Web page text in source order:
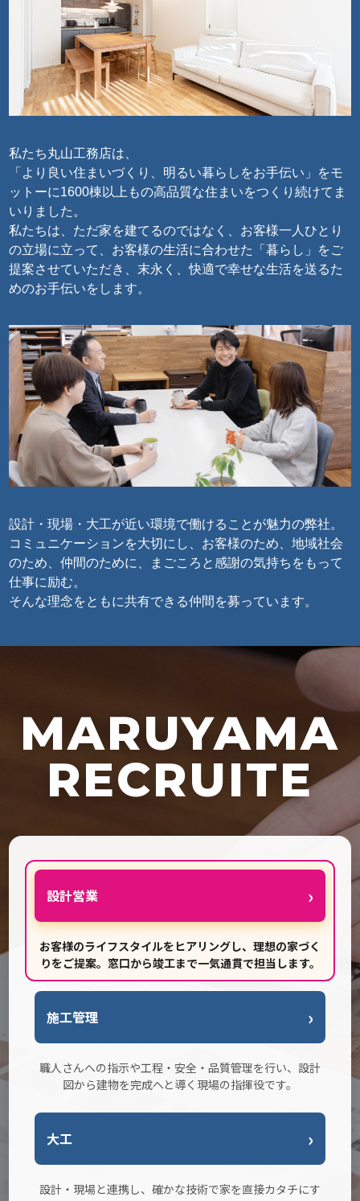
私たち丸山工務店は、
「より良い住まいづくり、明るい暮らしをお手伝い」をモ
ットーに1600棟以上もの高品質な住まいをつくり続けてま
いりました。
私たちは、ただ家を建てるのではなく、お客様一人ひとり
の立場に立って、 お客様の生活に合わせた「暮らし」をご
提案させていただき、 末永く、快適で幸せな生活を送るた
めのお手伝いをします。
設計・現場・大工が近い環境で働けることが魅力の弊社。
コミュニケーションを大切にし、 お客様のため、地域社会
のため、仲間のために、
まごころと感謝の気持ちをもって
仕事に励む。
そんな理念をともに共有できる仲間を募っています。
MARUYAMA
RECRUITE
設計営業
お客様のライフスタイルをヒアリングし、理想の家づく
りをご提案。窓口から竣工まで一気通貫で担当します。
施工管理
職人さんへの指示や工程・安全・品質管理を行い、設計
図から建物を完成へと導く現場の指揮役です。
大工
設計・現場と連携し、確かな技術で家を直接カタチにす